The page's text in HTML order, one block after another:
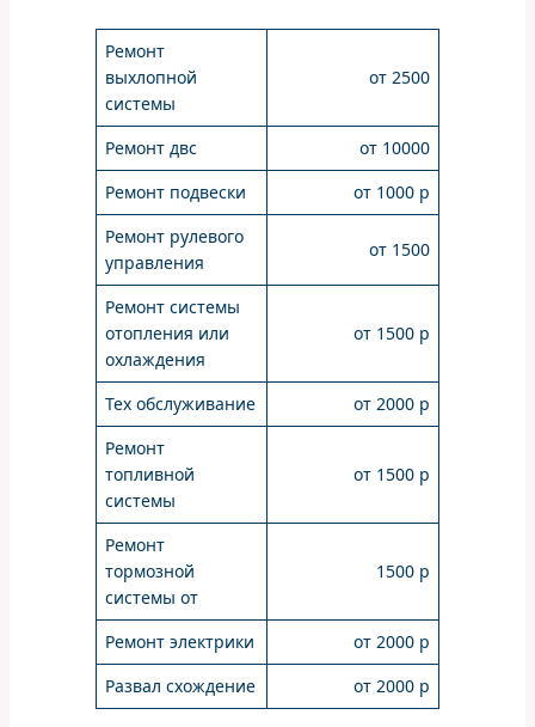
Ремонт
выхлопной
системы
от 2500
Ремонт двс
от 10000
Ремонт подвески
от 1000 р
Ремонт рулевого
управления
от 1500
Ремонт системы
отопления или
охлаждения
от 1500 р
Тех обслуживание
от 2000 р
Ремонт
топливной
системы
от 1500 р
Ремонт
тормозной
системы от
1500 р
Ремонт электрики
от 2000 р
Развал схождение
от 2000 р